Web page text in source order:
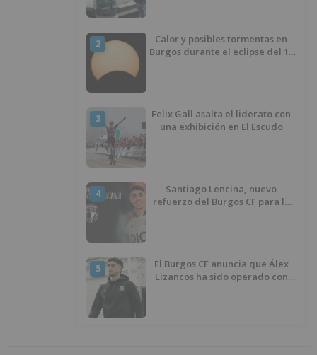
2
Calor y posibles tormentas en
Burgos durante el eclipse del 12
3
Felix Gall asalta el liderato con
una exhibición en El Escudo
4
Santiago Lencina, nuevo
refuerzo del Burgos CF para la
5
El Burgos CF anuncia que Álex
Lizancos ha sido operado con